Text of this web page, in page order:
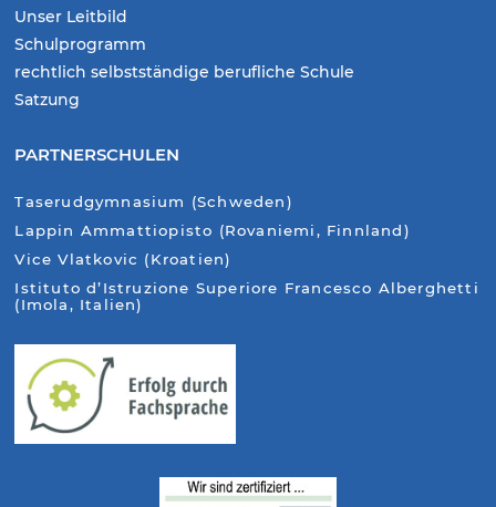
Unser Leitbild
Schulprogramm
rechtlich selbstständige berufliche Schule
Satzung
PARTNERSCHULEN
Taserudgymnasium (Schweden)
Lappin Ammattiopisto (Rovaniemi, Finnland)
Vice Vlatkovic (Kroatien)
Istituto d’Istruzione Superiore Francesco Alberghetti
(Imola, Italien)